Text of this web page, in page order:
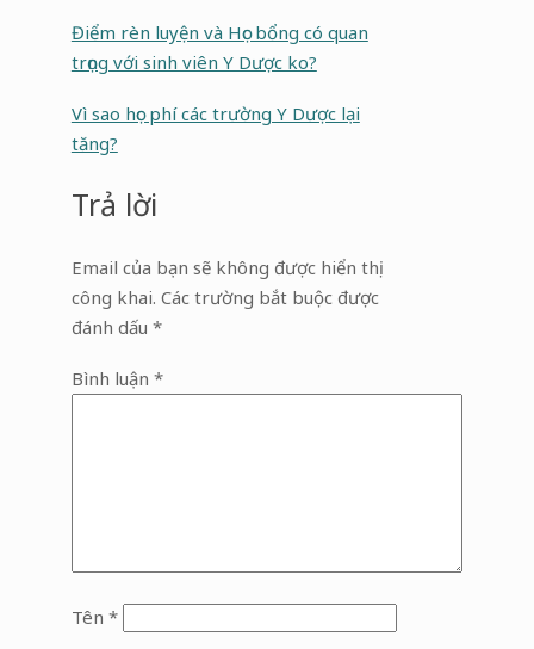
Điểm rèn luyện và Học bổng có quan
trọng với sinh viên Y Dược ko?
Vì sao học phí các trường Y Dược lại
tăng?
Trả lời
Email của bạn sẽ không được hiển thị
công khai. Các trường bắt buộc được
đánh dấu *
Bình luận *
Tên *